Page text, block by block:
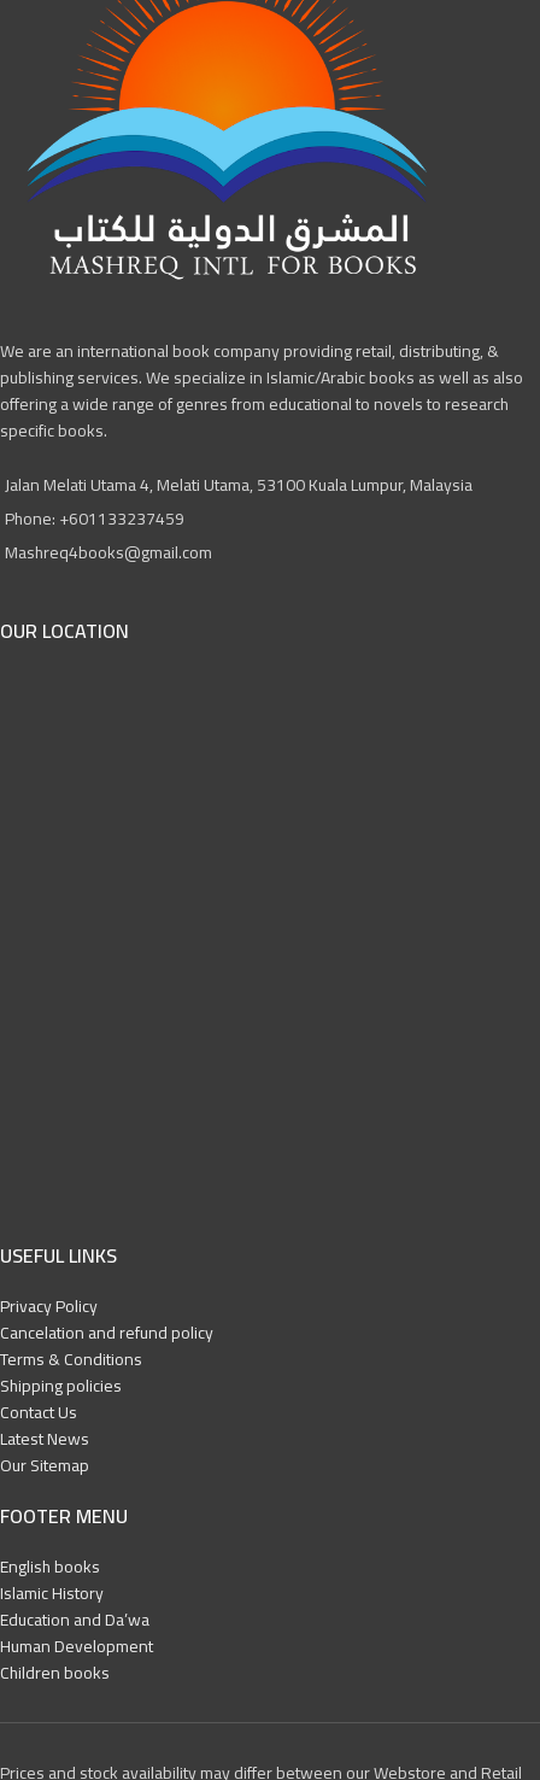
We are an international book company providing retail, distributing, &
publishing services. We specialize in Islamic/Arabic books as well as also
offering a wide range of genres from educational to novels to research
specific books.
Jalan Melati Utama 4, Melati Utama, 53100 Kuala Lumpur, Malaysia
Phone: +601133237459
Mashreq4books@gmail.com
OUR LOCATION
USEFUL LINKS
Privacy Policy
Cancelation and refund policy
Terms & Conditions
Shipping policies
Contact Us
Latest News
Our Sitemap
FOOTER MENU
English books
Islamic History
Education and Da’wa
Human Development
Children books
Prices and stock availability may differ between our Webstore and Retail